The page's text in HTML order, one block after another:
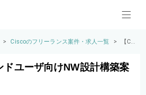
> Ciscoのフリーランス案件・求人一覧 >
【Cis
ドユ
ドユーザ向けNW設計構築案